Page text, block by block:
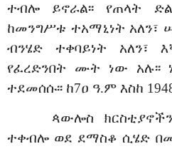
ተብሎ ይኖራል፡፡ የጠላት
ከመንግሥቱ ተአማኒነት አለን፣
ብንሄድ ተቀባይነት አለን፣
የፈረድንበት ሙት ነው አሉ፡፡
ተደመሰሱ፡፡ ከ7ዐ ዓ.ም እስከ
ጳውሎስ
ተቀብሎ ወደ ደማስቆ ሲሄድ